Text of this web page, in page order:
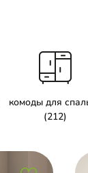
комоды для
(212)